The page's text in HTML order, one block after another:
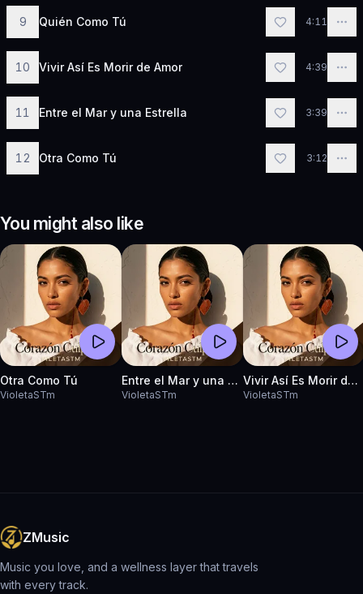
9 Quién Como Tú 4:11
10 Vivir Así Es Morir de Amor 4:39
11 Entre el Mar y una Estrella 3:39
12 Otra Como Tú 3:12
You might also like
Otra Como Tú
VioletaSTm
Entre el Mar y una Estrella
VioletaSTm
Vivir Así Es Morir de Amor
VioletaSTm
ZMusic
Music you love, and a wellness layer that travels
with every track.